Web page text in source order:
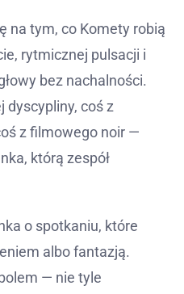
na tym, co Komety robią
rytmicznej pulsacji i
bez nachalności.
dyscypliny, coś z
z filmowego noir —
którą zespół
o spotkaniu, które
albo fantazją.
— nie tyle